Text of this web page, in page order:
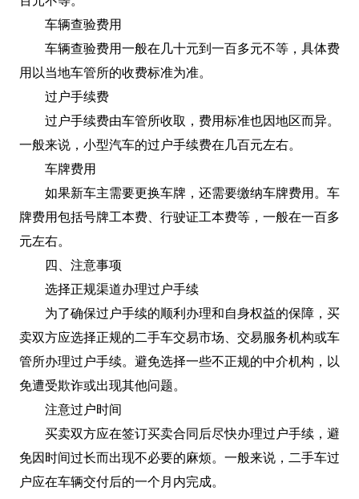
车辆查验费用
车辆查验费用一般在几十元到一百多元不等，具体费
用以当地车管所的收费标准为准。
过户手续费
过户手续费由车管所收取，费用标准也因地区而异。
一般来说，小型汽车的过户手续费在几百元左右。
车牌费用
如果新车主需要更换车牌，还需要缴纳车牌费用。车
牌费用包括号牌工本费、行驶证工本费等，一般在一百多
元左右。
四、注意事项
选择正规渠道办理过户手续
为了确保过户手续的顺利办理和自身权益的保障，买
卖双方应选择正规的二手车交易市场、交易服务机构或车
管所办理过户手续。避免选择一些不正规的中介机构，以
免遭受欺诈或出现其他问题。
注意过户时间
买卖双方应在签订买卖合同后尽快办理过户手续，避
免因时间过长而出现不必要的麻烦。一般来说，二手车过
户应在车辆交付后的一个月内完成。